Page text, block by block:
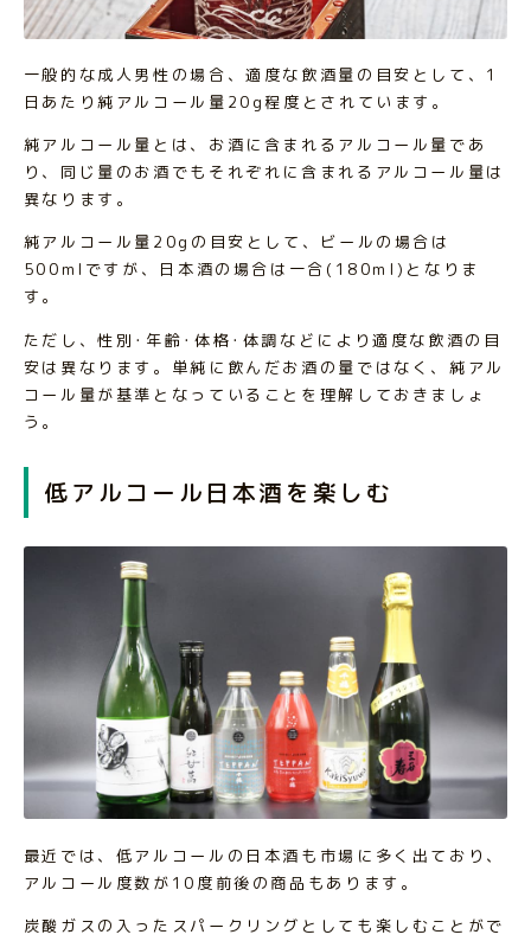
一般的な成人男性の場合、適度な飲酒量の目安として、1
日あたり純アルコール量20g程度とされています。
純アルコール量とは、お酒に含まれるアルコール量であ
り、同じ量のお酒でもそれぞれに含まれるアルコール量は
異なります。
純アルコール量20gの目安として、ビールの場合は
500mlですが、日本酒の場合は一合(180ml)となりま
す。
ただし、性別･年齢･体格･体調などにより適度な飲酒の目
安は異なります。単純に飲んだお酒の量ではなく、純アル
コール量が基準となっていることを理解しておきましょ
う。
低アルコール日本酒を楽しむ
最近では、低アルコールの日本酒も市場に多く出ており、
アルコール度数が10度前後の商品もあります。
炭酸ガスの入ったスパークリングとしても楽しむことがで